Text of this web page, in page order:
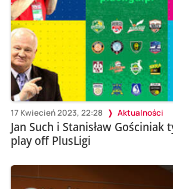
17 Kwiecień 2023, 22:28 Aktualności
Jan Such i Stanisław Gościniak
play off PlusLigi